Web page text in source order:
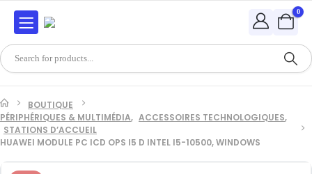
0
BOUTIQUE
PÉRIPHÉRIQUES & MULTIMÉDIA, ACCESSOIRES TECHNOLOGIQUES,
STATIONS D’ACCUEIL
HUAWEI MODULE PC ICD OPS I5 D INTEL I5-10500, WINDOWS